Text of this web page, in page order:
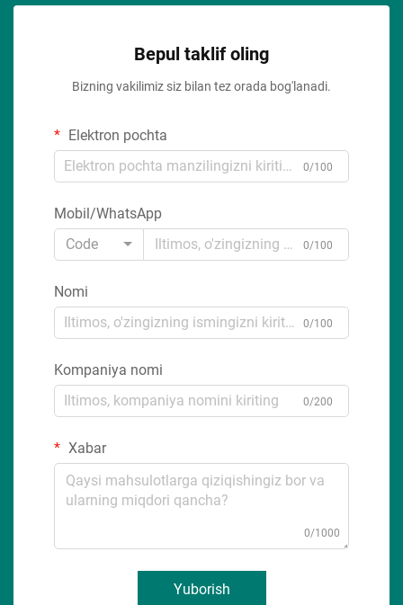
Bepul taklif oling
Bizning vakilimiz siz bilan tez orada bog'lanadi.
Elektron pochta
0/100
Mobil/WhatsApp
Code
0/100
Nomi
0/100
Kompaniya nomi
0/200
Xabar
0/1000
Yuborish